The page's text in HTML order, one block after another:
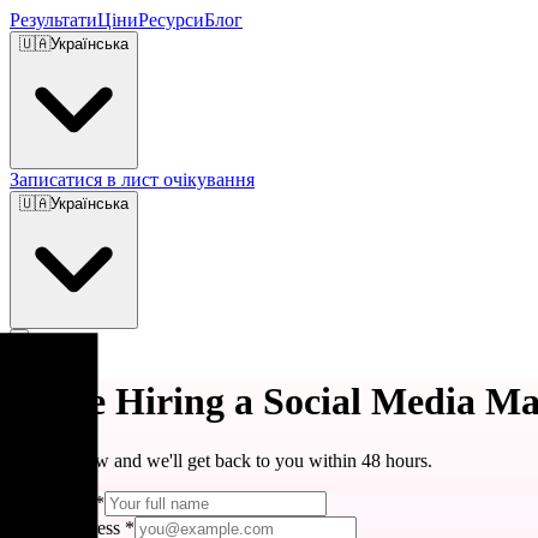
РезультатиЦіниРесурсиБлог
🇺🇦Українська
Записатися в лист очікування
🇺🇦Українська
We're Hiring a Social Media
Apply below and we'll get back to you within 48 hours.
*
Email Address *